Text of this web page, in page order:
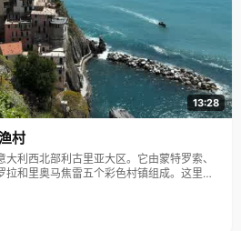
13:28
村
利西北部利古里亚大区。它由蒙特罗索、
拉和里奥马焦雷五个彩色村镇组成。这里依
被列为世界文化遗产。